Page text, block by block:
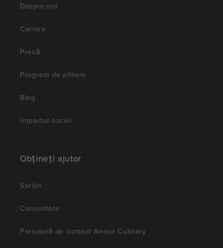
Despre noi
Cariere
Presă
Program de afiliere
Blog
Impactul social
Obțineți ajutor
Sprijin
Comunitate
Persoană de contact Anova Culinary